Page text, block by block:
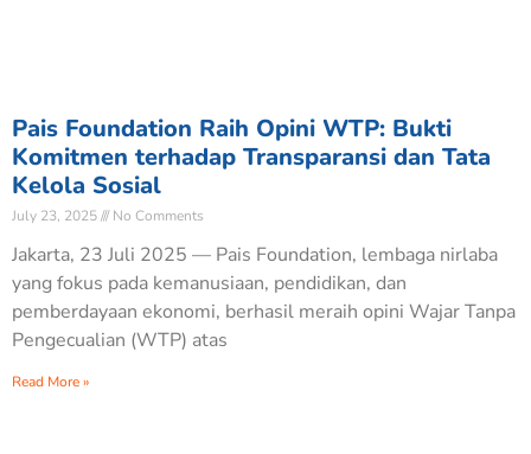
Pais Foundation Raih Opini WTP: Bukti
Komitmen terhadap Transparansi dan Tata
Kelola Sosial
July 23, 2025 No Comments
Jakarta, 23 Juli 2025 — Pais Foundation, lembaga nirlaba
yang fokus pada kemanusiaan, pendidikan, dan
pemberdayaan ekonomi, berhasil meraih opini Wajar Tanpa
Pengecualian (WTP) atas
Read More »